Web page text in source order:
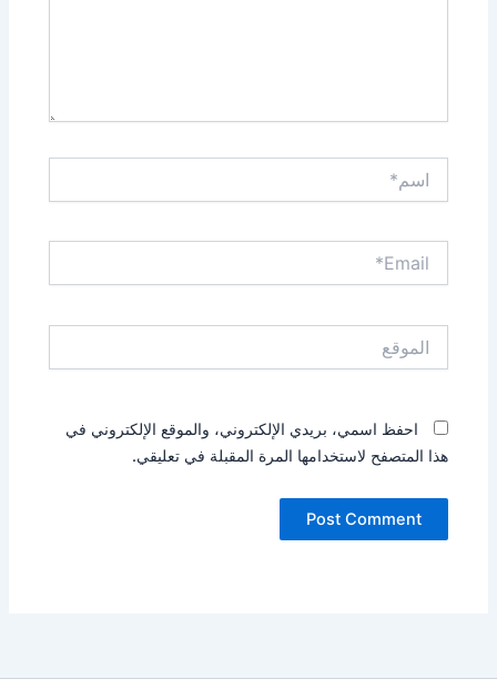
احفظ اسمي، بريدي الإلكتروني، والموقع الإلكتروني في
هذا المتصفح لاستخدامها المرة المقبلة في تعليقي.